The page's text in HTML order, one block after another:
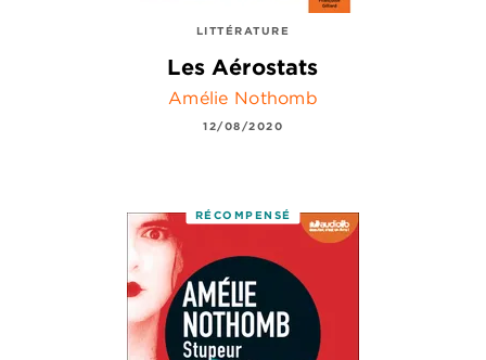
LITTÉRATURE
Les Aérostats
Amélie Nothomb
12/08/2020
RÉCOMPENSÉ